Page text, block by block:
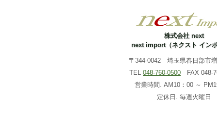
株式会社 next
next import（ネクスト イン
〒344-0042 埼玉県春日部市
TEL 048-760-0500 FAX 048-
営業時間. AM10：00 ～
定休日. 毎週火曜日